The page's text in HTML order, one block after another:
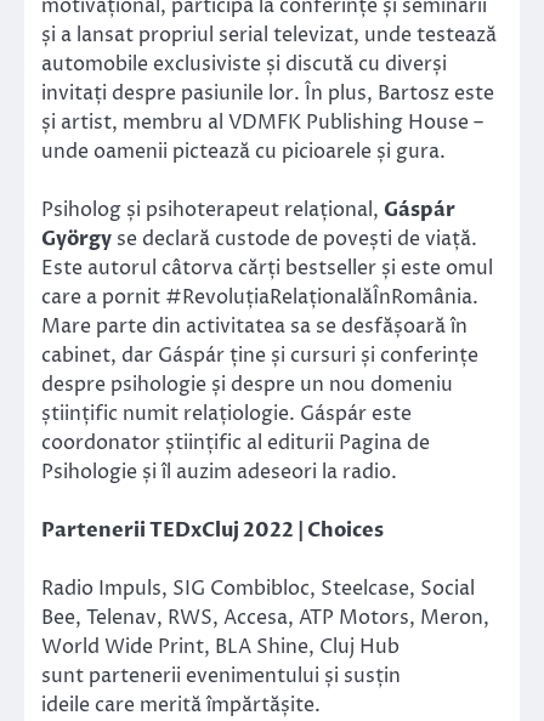
motivațional, participă la conferințe și seminarii
și a lansat propriul serial televizat, unde testează
automobile exclusiviste și discută cu diverși
invitați despre pasiunile lor. În plus, Bartosz este
și artist, membru al VDMFK Publishing House –
unde oamenii pictează cu picioarele și gura.
Psiholog și psihoterapeut relațional, Gáspár
György se declară custode de povești de viață.
Este autorul câtorva cărți bestseller și este omul
care a pornit #RevoluțiaRelaționalăÎnRomânia.
Mare parte din activitatea sa se desfășoară în
cabinet, dar Gáspár ține și cursuri și conferințe
despre psihologie și despre un nou domeniu
științific numit relațiologie. Gáspár este
coordonator științific al editurii Pagina de
Psihologie și îl auzim adeseori la radio.
Partenerii TEDxCluj 2022 | Choices
Radio Impuls, SIG Combibloc, Steelcase, Social
Bee, Telenav, RWS, Accesa, ATP Motors, Meron,
World Wide Print, BLA Shine, Cluj Hub
sunt partenerii evenimentului și susțin
ideile care merită împărtășite.